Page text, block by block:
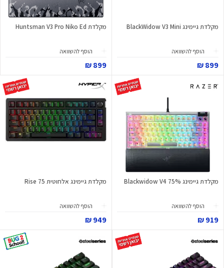
מקלדת גיימינג BlackWidow V3 Mini
הוסף להשוואה
899 ₪
מקלדת Huntsman V3 Pro Niko Ed
הוסף להשוואה
899 ₪
מקלדת גיימינג Blackwidow V4 75%
הוסף להשוואה
919 ₪
מקלדת גיימינג אלחוטית Rise 75
הוסף להשוואה
949 ₪